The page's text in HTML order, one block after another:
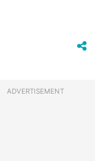
ADVERTISEMENT